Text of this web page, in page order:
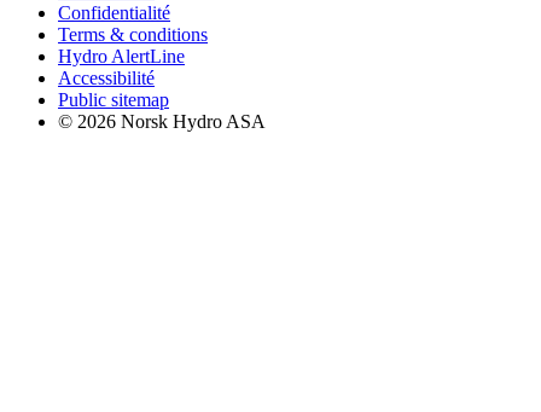
Confidentialité
Terms & conditions
Hydro AlertLine
Accessibilité
Public sitemap
© 2026 Norsk Hydro ASA